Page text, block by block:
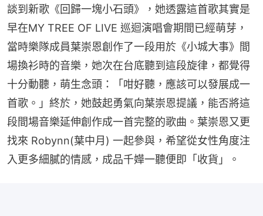
談到新歌《回歸一塊小石頭》，她透露這首歌其實是
早在MY TREE OF LIVE 巡迴演唱會期間已經萌芽，
當時樂隊成員葉崇恩創作了一段用於《小城大事》間
場換衫時的音樂，她次在台底聽到這段旋律，都覺得
十分動聽，萌生念頭：「咁好聽，應該可以發展成一
首歌。」終於，她鼓起勇氣向葉崇恩提議，能否將這
段間場音樂延伸創作成一首完整的歌曲。葉崇恩又更
找來 Robynn(葉中月) 一起參與，希望從女性角度注
入更多細膩的情感，成品千嬅一聽便即「收貨」。